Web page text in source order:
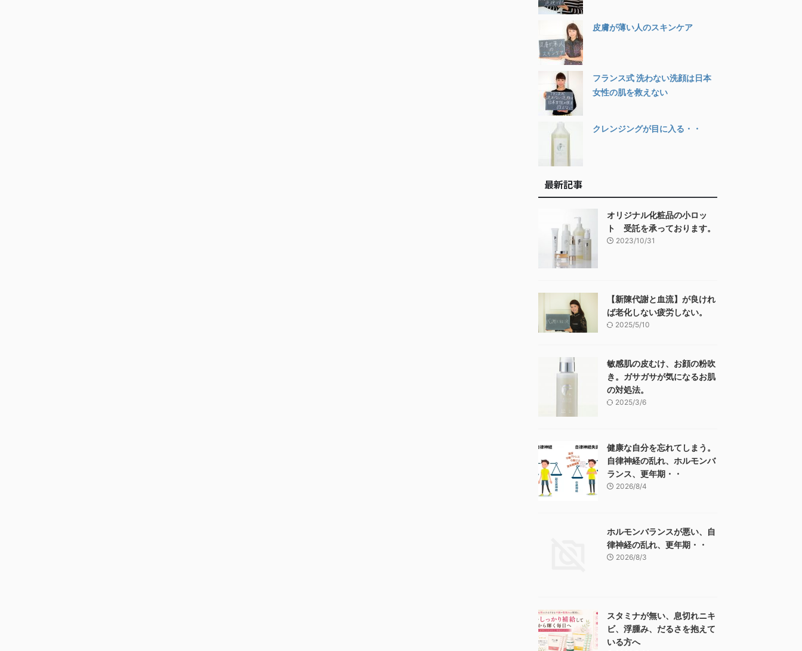
皮膚が薄い人のスキンケア
フランス式 洗わない洗顔は日本
女性の肌を救えない
クレンジングが目に入る・・
最新記事
オリジナル化粧品の小ロッ
ト 受託を承っております。
2023/10/31
【新陳代謝と血流】が良けれ
ば老化しない疲労しない。
2025/5/10
敏感肌の皮むけ、お顔の粉吹
き。ガサガサが気になるお肌
の対処法。
2025/3/6
健康な自分を忘れてしまう。
自律神経の乱れ、ホルモンバ
ランス、更年期・・
2026/8/4
ホルモンバランスが悪い、自
律神経の乱れ、更年期・・
2026/8/3
スタミナが無い、息切れニキ
ビ、浮腫み、だるさを抱えて
いる方へ